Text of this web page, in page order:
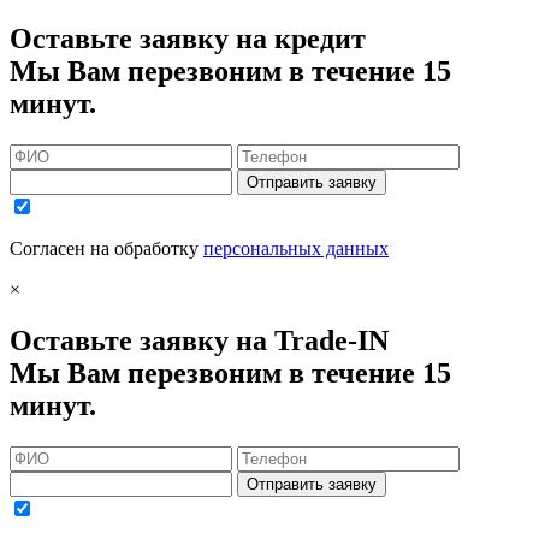
Оставьте заявку на кредит
Мы Вам перезвоним в течение 15
минут.
Отправить заявку
Согласен на обработку персональных данных
×
Оставьте заявку на Trade-IN
Мы Вам перезвоним в течение 15
минут.
Отправить заявку